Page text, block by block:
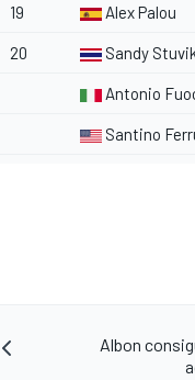
19 Alex Palou
20 Sandy
Antonio
Santino
Albon